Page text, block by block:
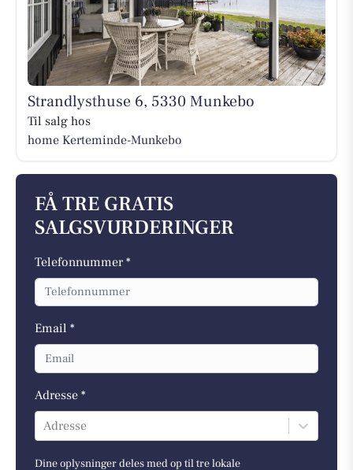
Strandlysthuse 6, 5330 Munkebo
Til salg hos
home Kerteminde-Munkebo
FÅ TRE GRATIS
SALGSVURDERINGER
Telefonnummer *
Email *
Adresse *
Adresse
Dine oplysninger deles med op til tre lokale